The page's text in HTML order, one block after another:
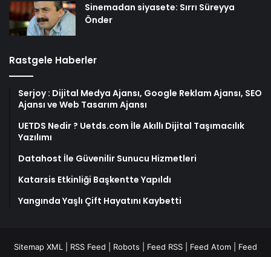
Sinemadan siyasete: Sırrı Süreyya
Önder
Rastgele Haberler
Serjoy : Dijital Medya Ajansı, Google Reklam Ajansı, SEO
Ajansı ve Web Tasarım Ajansı
UETDS Nedir ? Uetds.com İle Akıllı Dijital Taşımacılık
Yazılımı
Datahost İle Güvenilir Sunucu Hizmetleri
Katarsis Etkinliği Başkentte Yapıldı
Yangında Yaşlı Çift Hayatını Kaybetti
Sitemap XML RSS Feed Robots Feed RSS Feed Atom
Feed